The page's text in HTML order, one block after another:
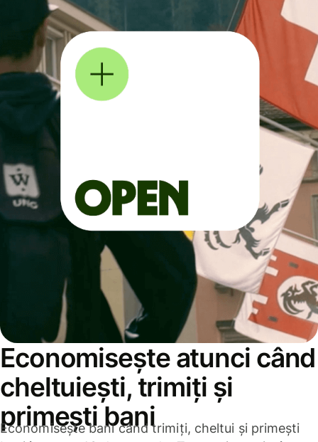
Economisește atunci când
cheltuiești, trimiți și
primești bani
Economisește bani când trimiți, cheltui și primești